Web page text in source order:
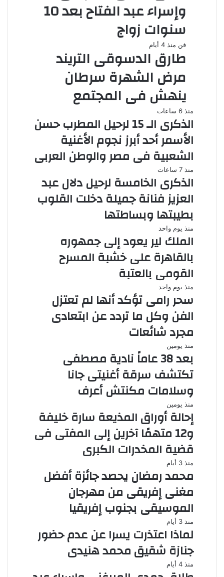
وإسراء عبد الفتاح بعد 10
سنوات زواج
فن منذ 4 أيام
طارق الدسوقى التريند
مرض الشهرة سرطان
ينهش فى المجتمع
منذ 6 ساعات
الذكرى الـ 15 لرحيل المطرب حسن
الأسمر أحد أبرز نجوم الأغنية
الشعبية فى مصر والوطن العربى
منذ 7 ساعات
الذكرى الخامسة لرحيل دلال عبد
العزيز فنانة جميلة دخلت القلوب
بطيبتها وبساطتها
منذ يوم واحد
الملك لير يعود إلى جمهوره
بالقاهرة على خشبة المسرح
القومى بالعتبة
منذ يوم واحد
سحر رامى تؤكد أنها لم تعتزل
الفن وكل ما تردد عن ابتعادى
مجرد شائعات
منذ يومين
بعد 38 عاماً نادية مصطفى
تكتشف سرقة أغنيتى جانا
وسلامات مكنتش أعرف
منذ يومين
إحالة أوراق المذيعة سارة خليفة
و12 متهمًا آخرين إلى المفتى فى
قضية المخدرات الكبرى
منذ 3 أيام
محمد رمضان يحصد جائزة أفضل
مغنى إفريقى من مهرجان
الموسيقى بجنوب إفريقيا
منذ 3 أيام
لماذا اعتذرت يسرا عن عدم حضور
جنازة شقيق محمد هنيدى
منذ 4 أيام